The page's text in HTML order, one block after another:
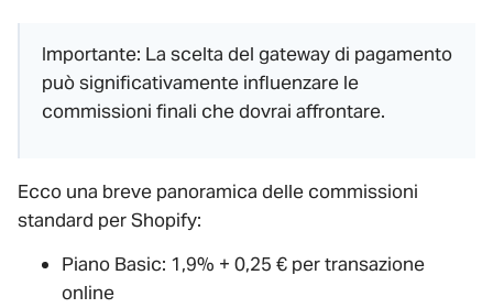
Importante: La scelta del gateway di pagamento
può significativamente influenzare le
commissioni finali che dovrai affrontare.
Ecco una breve panoramica delle commissioni
standard per Shopify:
Piano Basic: 1,9% + 0,25 € per transazione
online